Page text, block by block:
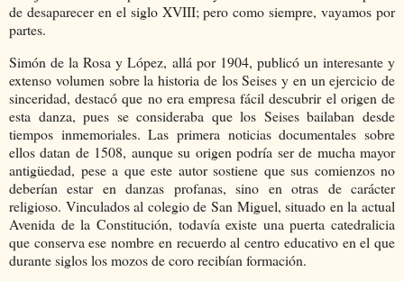
de desaparecer en el siglo XVIII; pero como siempre, vayamos por
partes.
Simón de la Rosa y López, allá por 1904, publicó un interesante y
extenso volumen sobre la historia de los Seises y en un ejercicio de
sinceridad, destacó que no era empresa fácil descubrir el origen de
esta danza, pues se consideraba que los Seises bailaban desde
tiempos inmemoriales. Las primera noticias documentales sobre
ellos datan de 1508, aunque su origen podría ser de mucha mayor
antigüedad, pese a que este autor sostiene que sus comienzos no
deberían estar en danzas profanas, sino en otras de carácter
religioso. Vinculados al colegio de San Miguel, situado en la actual
Avenida de la Constitución, todavía existe una puerta catedralicia
que conserva ese nombre en recuerdo al centro educativo en el que
durante siglos los mozos de coro recibían formación.